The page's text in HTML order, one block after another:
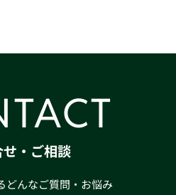
・ご相談
どんなご質問・お悩み